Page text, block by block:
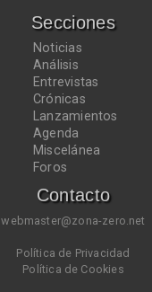
Secciones
Noticias
Análisis
Entrevistas
Crónicas
Lanzamientos
Agenda
Miscelánea
Foros
Contacto
webmaster@zona-zero.net
Política de Privacidad
Política de Cookies